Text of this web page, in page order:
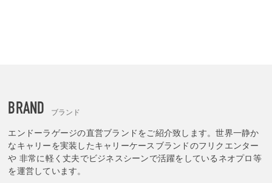
BRAND ブランド
エンドーラゲージの直営ブランドをご紹介致します。世界一静か
なキャリーを実装したキャリーケースブランドのフリクエンター
や 非常に軽く丈夫でビジネスシーンで活躍をしているネオプロ等
を運営しています。